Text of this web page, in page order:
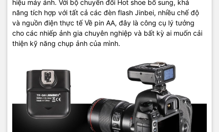
hiệu máy ảnh. Với bộ chuyển đổi Hot shoe bổ sung, khả
năng tích hợp với tất cả các đèn flash Jinbei, nhiều chế độ
và nguồn điện thực tế Về pin AA, đây là công cụ lý tưởng
cho các nhiếp ảnh gia chuyên nghiệp và bất kỳ ai muốn cải
thiện kỹ năng chụp ảnh của mình.